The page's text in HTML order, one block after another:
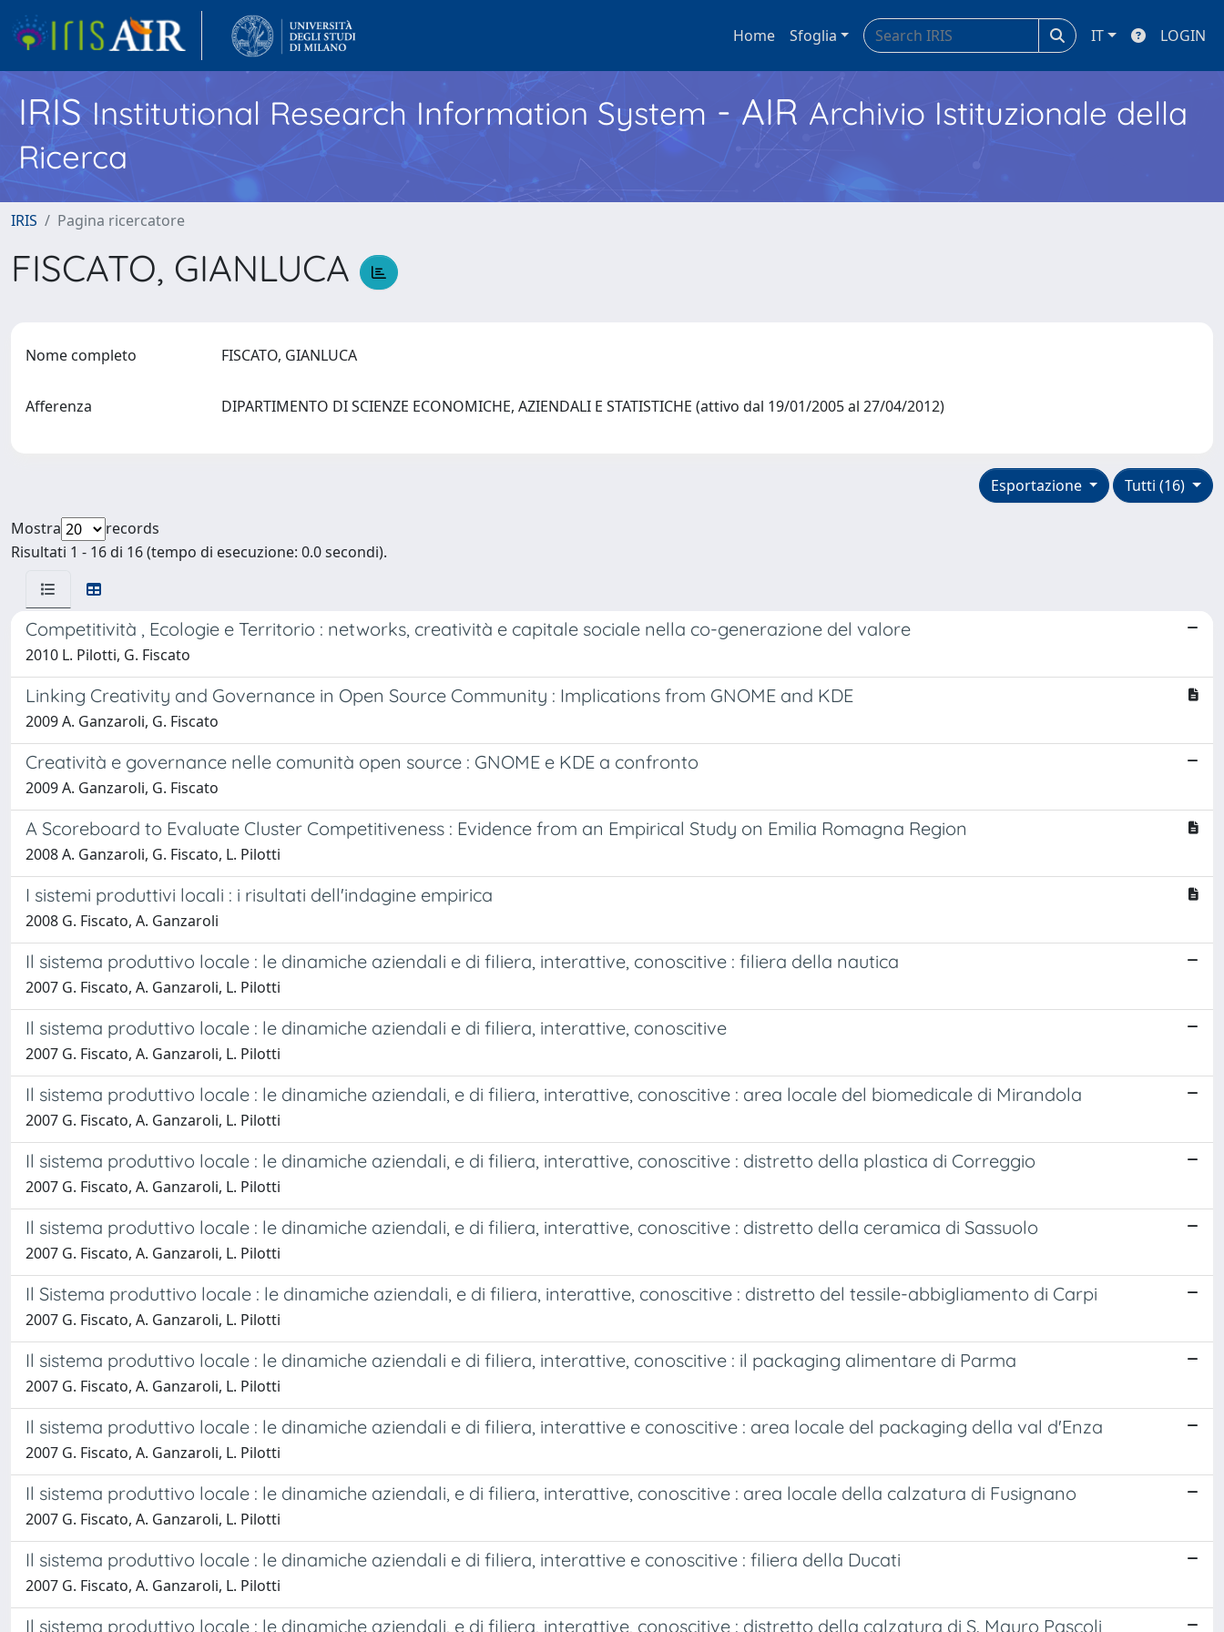
Home Sfoglia IT LOGIN
IRISInstitutional Research Information System - AIR Archivio Istituzionale della
Ricerca
IRIS Pagina ricercatore
FISCATO, GIANLUCA
Nome completo FISCATO, GIANLUCA
Afferenza DIPARTIMENTO DI SCIENZE ECONOMICHE, AZIENDALI E STATISTICHE (attivo dal 19/01/2005 al 27/04/2012)
Tutti (16)
Esportazione
Mostra
records
Risultati 1 - 16 di 16 (tempo di esecuzione: 0.0 secondi).
Competitività , Ecologie e Territorio : networks, creatività e capitale sociale nella co-generazione del valore
2010 L. Pilotti, G. Fiscato
Linking Creativity and Governance in Open Source Community : Implications from GNOME and KDE
2009 A. Ganzaroli, G. Fiscato
Creatività e governance nelle comunità open source : GNOME e KDE a confronto
2009 A. Ganzaroli, G. Fiscato
A Scoreboard to Evaluate Cluster Competitiveness : Evidence from an Empirical Study on Emilia Romagna Region
2008 A. Ganzaroli, G. Fiscato, L. Pilotti
I sistemi produttivi locali : i risultati dell'indagine empirica
2008 G. Fiscato, A. Ganzaroli
Il sistema produttivo locale : le dinamiche aziendali e di filiera, interattive, conoscitive : filiera della nautica
2007 G. Fiscato, A. Ganzaroli, L. Pilotti
Il sistema produttivo locale : le dinamiche aziendali e di filiera, interattive, conoscitive
2007 G. Fiscato, A. Ganzaroli, L. Pilotti
Il sistema produttivo locale : le dinamiche aziendali, e di filiera, interattive, conoscitive : area locale del biomedicale di Mirandola
2007 G. Fiscato, A. Ganzaroli, L. Pilotti
Il sistema produttivo locale : le dinamiche aziendali, e di filiera, interattive, conoscitive : distretto della plastica di Correggio
2007 G. Fiscato, A. Ganzaroli, L. Pilotti
Il sistema produttivo locale : le dinamiche aziendali, e di filiera, interattive, conoscitive : distretto della ceramica di Sassuolo
2007 G. Fiscato, A. Ganzaroli, L. Pilotti
Il Sistema produttivo locale : le dinamiche aziendali, e di filiera, interattive, conoscitive : distretto del tessile-abbigliamento di Carpi
2007 G. Fiscato, A. Ganzaroli, L. Pilotti
Il sistema produttivo locale : le dinamiche aziendali e di filiera, interattive, conoscitive : il packaging alimentare di Parma
2007 G. Fiscato, A. Ganzaroli, L. Pilotti
Il sistema produttivo locale : le dinamiche aziendali e di filiera, interattive e conoscitive : area locale del packaging della val d'Enza
2007 G. Fiscato, A. Ganzaroli, L. Pilotti
Il sistema produttivo locale : le dinamiche aziendali, e di filiera, interattive, conoscitive : area locale della calzatura di Fusignano
2007 G. Fiscato, A. Ganzaroli, L. Pilotti
Il sistema produttivo locale : le dinamiche aziendali e di filiera, interattive e conoscitive : filiera della Ducati
2007 G. Fiscato, A. Ganzaroli, L. Pilotti
Il sistema produttivo locale : le dinamiche aziendali, e di filiera, interattive, conoscitive : distretto della calzatura di S. Mauro Pascoli